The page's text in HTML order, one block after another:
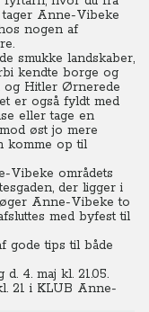
Anne-Vibeke
nogen af
smukke landskaber,
kendte borge og
og Hitler Ørnerede
er også fyldt med
eller tage en
øst jo mere
komme op til
Vibeke områdets
der ligger i
Anne-Vibeke to
med byfest til
gode tips til både
4. maj kl. 21.05.
21i KLUB Anne-